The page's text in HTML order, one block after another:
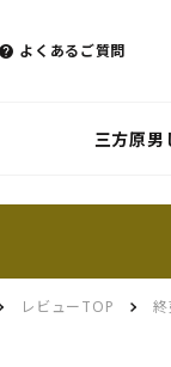
よくあるご質問
三方原男
レビューTOP